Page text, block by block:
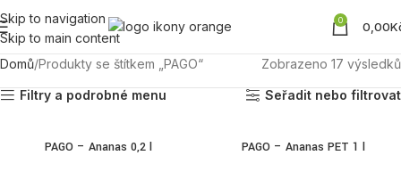
Skip to navigation
Skip to main content
0 0,00
Domů Produkty se štítkem „PAGO“ Zobrazeno 17 výsledků
Filtry a podrobné menu Seřadit nebo filtrovat
PAGO – Ananas 0,2 l PAGO – Ananas PET 1 l